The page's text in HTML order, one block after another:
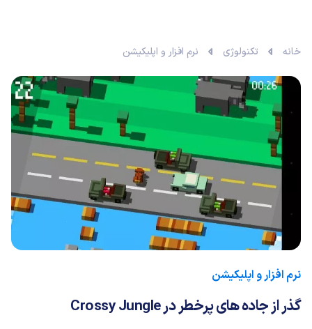
خانه تکنولوژی نرم افزار و اپلیکیشن
نرم افزار و اپلیکیشن
گذر از جاده های پرخطر در Crossy Jungle